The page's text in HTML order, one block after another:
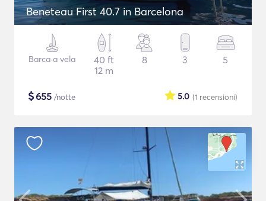
Beneteau First 40.7 in Barcelona
Barca a vela
40 ft
12 m
8 3 5
$655 /notte (1 recensioni)
5.0